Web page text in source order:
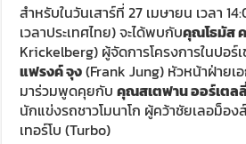
สำหรับในวันเสาร์ที่ 27 เมษายน เวลา
เวลาประเทศไทย) จะได้พบกับคุณโธมัส
Krickelberg) ผู้จัดการโครงการในปอร์เ
แฟรงค์ จุง(Frank Jung) หัวหน้าฝ่าย
มาร่วมพูดคุยกับคุณสเตฟาน ออร์เตล
นักแข่งรถชาวโมนาโก ผู้คว้าชัยเลอม็อง
เทอร์โบ (Turbo)